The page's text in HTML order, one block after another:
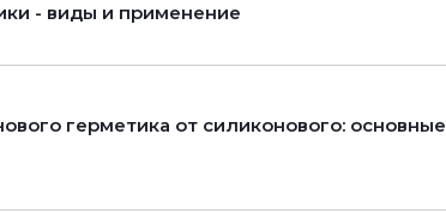
- виды и применение
герметика от силиконового: